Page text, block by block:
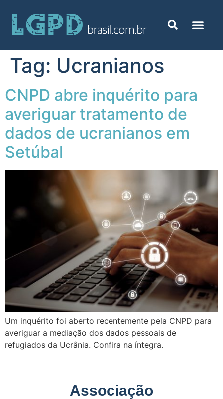
Tag: Ucranianos
CNPD abre inquérito para
averiguar tratamento de
dados de ucranianos em
Setúbal
Um inquérito foi aberto recentemente pela CNPD para
averiguar a mediação dos dados pessoais de
refugiados da Ucrânia. Confira na íntegra.
Associação